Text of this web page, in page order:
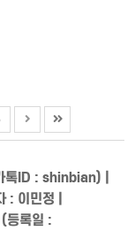
톡ID : shinbian) |
: 이민정 |
등록일 :